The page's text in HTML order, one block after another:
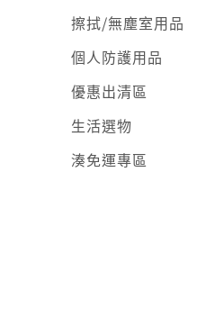
擦拭/無塵室用品
個人防護用品
優惠出清區
生活選物
湊免運專區